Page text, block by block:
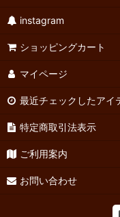
instagram
ショッピングカート
マイページ
最近チェックしたアイ
特定商取引法表示
ご利用案内
お問い合わせ